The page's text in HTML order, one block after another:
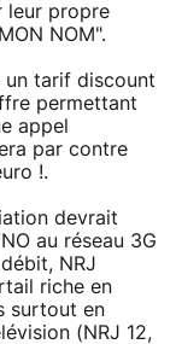
leur propre
NOM".
un tarif discount
permettant
appel
par contre
!.
devrait
au réseau 3G
NRJ
riche en
surtout en
(NRJ 12,